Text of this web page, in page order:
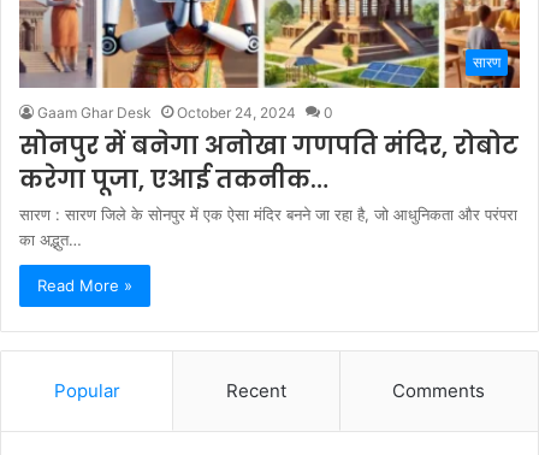
सारण
Gaam Ghar Desk October 24, 2024 0
सोनपुर में बनेगा अनोखा गणपति मंदिर, रोबोट
करेगा पूजा, एआई तकनीक…
सारण : सारण जिले के सोनपुर में एक ऐसा मंदिर बनने जा रहा है, जो आधुनिकता और परंपरा
का अद्भुत…
Read More »
Popular Recent Comments